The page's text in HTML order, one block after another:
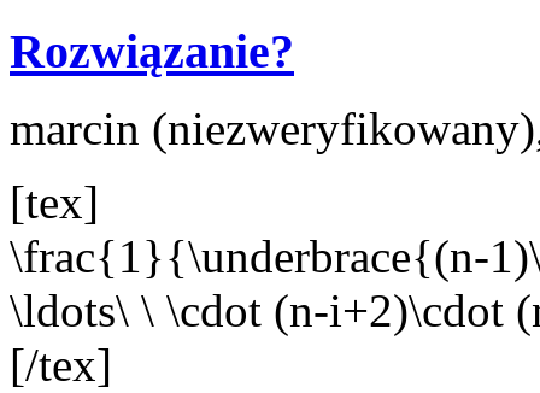
Rozwiązanie?
marcin
[tex]
\frac{1}{\underbrace{(n-
\ldots\ \ \cdot (n-i+2)\cdot
[/tex]